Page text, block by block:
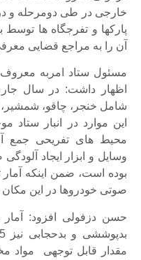
خارجی در طی دومرحله و
آن را به مراجع قضایی
مسئول ستاد امربه معروف
شامل خنجر، چاقو، شمشیر،
محیط های تفریحی جمع
بوده است، ضمن اینکه آمار
صوتی خودروها در این مکان ها نیز ۸۸۰ مورد
مقدار قابل توجهی مواد